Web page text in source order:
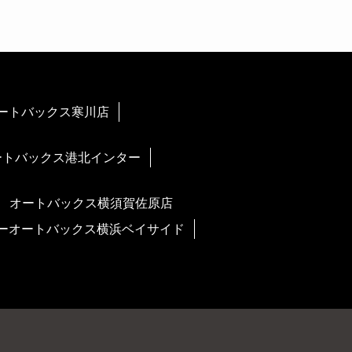
トバックス寒川店
バックス港北インター
オートバックス横須賀佐原店
オートバックス横浜ベイサイド